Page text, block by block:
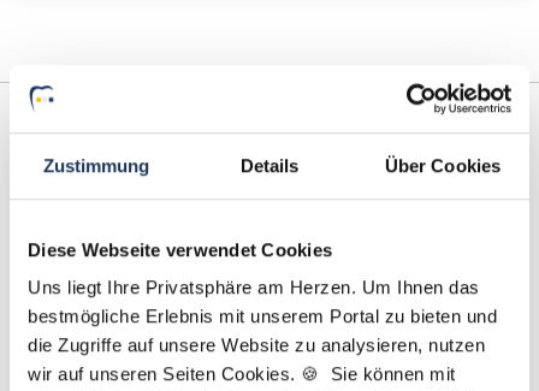
Zustimmung Details Über Cookies
Diese Webseite verwendet Cookies
Uns liegt Ihre Privatsphäre am Herzen. Um Ihnen das
bestmögliche Erlebnis mit unserem Portal zu bieten und
die Zugriffe auf unsere Website zu analysieren, nutzen
wir auf unseren Seiten Cookies. 🍪 Sie können mit
Marcel Willing
Ansprechpartner